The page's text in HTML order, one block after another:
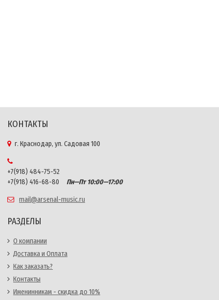
КОНТАКТЫ
г. Краснодар, ул. Садовая 100
+7(918) 484-75-52
+7(918) 416-68-80
Пн—Пт 10:00—17:00
mail@arsenal-music.ru
РАЗДЕЛЫ
О компании
Доставка и Оплата
Как заказать?
Контакты
Именинникам - скидка до 10%